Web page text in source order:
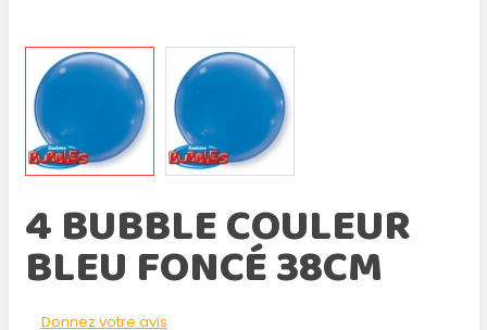
4 BUBBLE COULEUR
BLEU FONCÉ 38CM
Donnez votre avis